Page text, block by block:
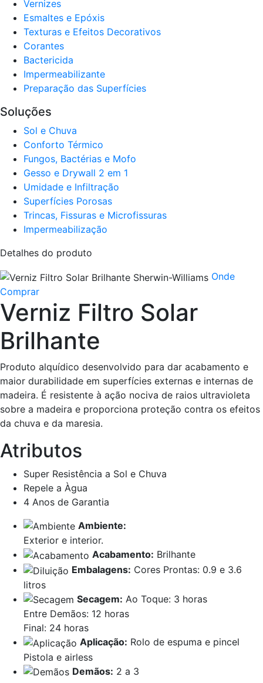
Verniz​es
Esmaltes e Epóxis
Texturas e Efeitos Decorativos
Corantes​
Bactericida
Impermeabilizante
Preparação das Superfícies
Soluções
Sol e Chuva​
Conforto Térmico​
Fungos, Bactérias e Mofo
Gesso e Drywall 2 em 1
Umidade e Infiltração
Superfícies Porosas
Trincas, Fissuras e Microfissuras
Impermeabilização
Detalhes do produto
Onde
Comprar
Verniz Filtro Solar
Brilhante
Produto alquídico desenvolvido para dar acabamento e
maior durabilidade em superfícies externas e internas de
madeira. É resistente à ação nociva de raios ultravioleta
sobre a madeira e proporciona proteção contra os efeitos
da chuva e da maresia.
Atributos
Super Resistência a Sol e Chuva
Repele a Àgua
4 Anos de Garantia
Ambiente:
Exterior e interior.
Acabamento: Brilhante
Embalagens: Cores Prontas: 0.9 e 3.6
litros
Secagem: Ao Toque: 3 horas
Entre Demãos: 12 horas
Final: 24 horas
Aplicação: Rolo de espuma e pincel
Pistola e airless
Demãos: 2 a 3